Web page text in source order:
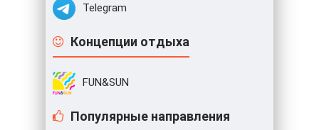
Telegram
Концепции отдыха
FUN&SUN
Популярные направления